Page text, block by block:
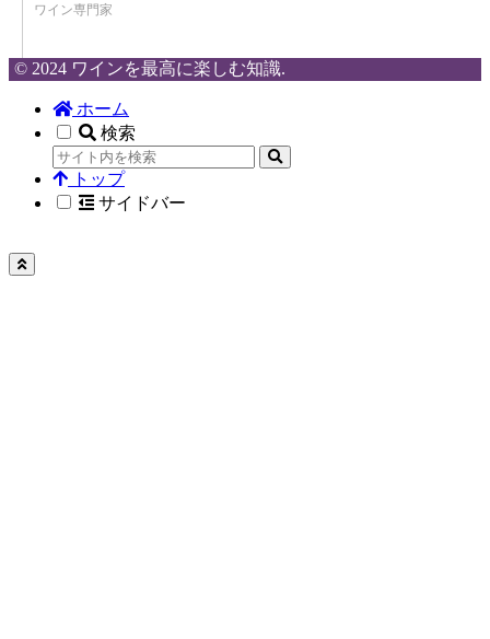
ワイン専門家
© 2024 ワインを最高に楽しむ知識.
ホーム
検索
トップ
サイドバー